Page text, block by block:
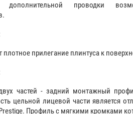
дополнительной проводки
плотное прилегание плинтуса к
частей - задний монтажный
цельной лицевой части является
Профиль с мягкими кромками